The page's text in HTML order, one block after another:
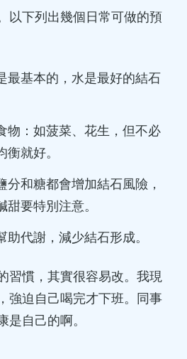
以下列出幾個日常可做的預
最基本的，水是最好的結石
物：如菠菜、花生，但不必
衡就好。
分和糖都會增加結石風險，
甜要特別注意。
助代謝，減少結石形成。
習慣，其實很容易改。我現
強迫自己喝完才下班。同事
是自己的啊。